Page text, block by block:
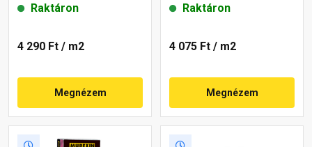
Raktáron
4 290 Ft / m2
Megnézem
Raktáron
4 075 Ft / m2
Megnézem